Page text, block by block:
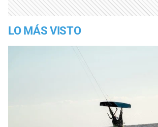
LO MÁS VISTO